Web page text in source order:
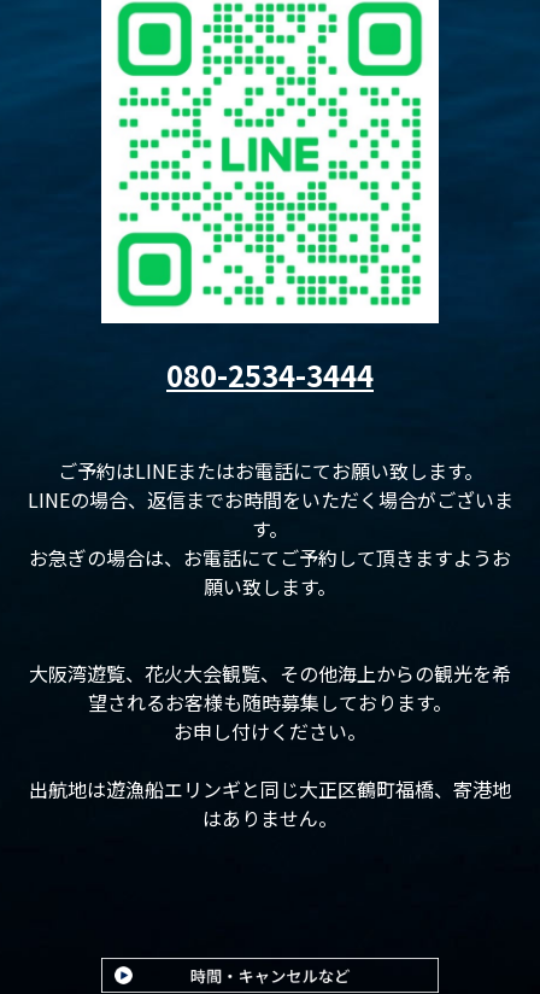
080-2534-3444
ご予約はLINEまたはお電話にてお願い致します。
LINEの場合、返信までお時間をいただく場合がございま
す。
お急ぎの場合は、お電話にてご予約して頂きますようお
願い致します。
大阪湾遊覧、花火大会観覧、その他海上からの観光を希
望されるお客様も随時募集しております。
お申し付けください。
出航地は遊漁船エリンギと同じ大正区鶴町福橋、寄港地
はありません。